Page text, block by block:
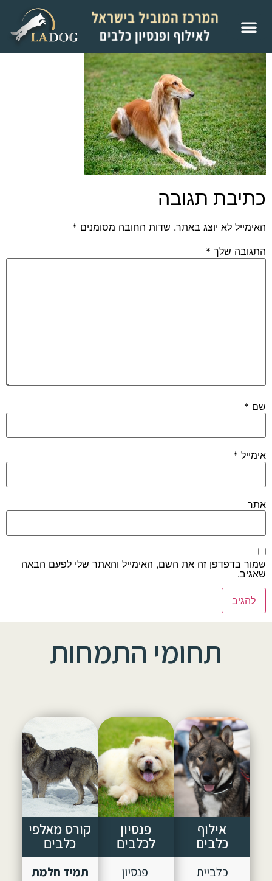
כתיבת תגובה
האימייל לא יוצג באתר. שדות החובה מסומנים *
התגובה שלך *
שם *
אימייל *
אתר
שמור בדפדפן זה את השם, האימייל והאתר שלי לפעם הבאה
שאגיב.
תחומי התמחות
אילוף
כלבים
כלביית
פנסיון
לכלבים
פנסיון
קורס מאלפי
כלבים
תמיד חלמת